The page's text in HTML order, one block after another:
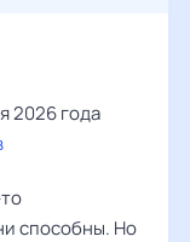
2026 года
способны. Но